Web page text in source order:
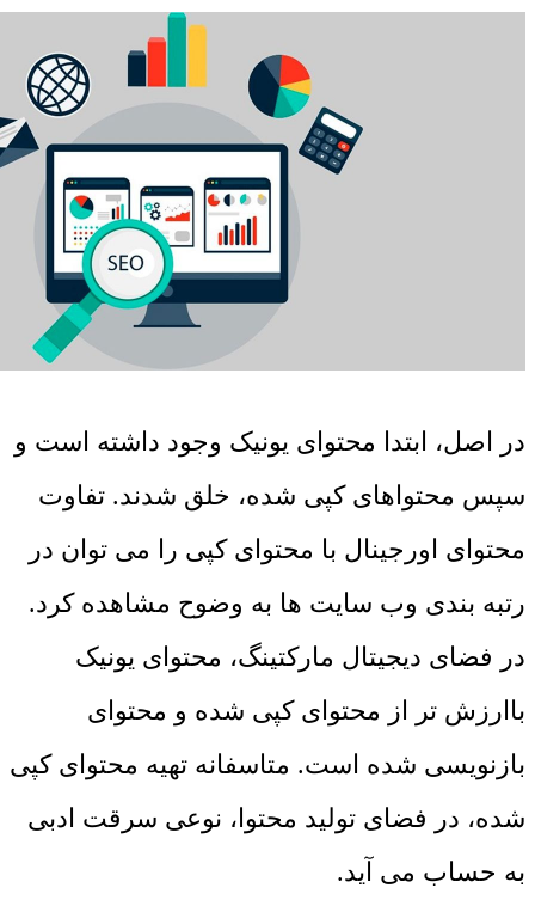
در اصل، ابتدا محتوای یونیک وجود داشته است و
سپس محتواهای کپی شده، خلق شدند. تفاوت
محتوای اورجینال با محتوای کپی را می توان در
رتبه بندی وب سایت ها به وضوح مشاهده کرد.
در فضای دیجیتال مارکتینگ، محتوای یونیک
باارزش تر از محتوای کپی شده و محتوای
بازنویسی شده است. متاسفانه تهیه محتوای کپی
شده، در فضای تولید محتوا، نوعی سرقت ادبی
به حساب می آید.